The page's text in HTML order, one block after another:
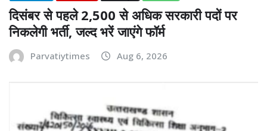
दिसंबर से पहले 2,500 से अधिक सरकारी पदों पर
निकलेगी भर्ती, जल्द भरें जाएंगे फॉर्म
Parvatiytimes Aug 6, 2026